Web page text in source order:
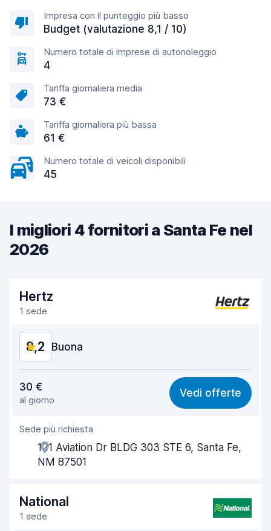
Impresa con il punteggio più basso
Budget (valutazione 8,1 / 10)
Numero totale di imprese di autonoleggio
4
Tariffa giornaliera media
73 €
Tariffa giornaliera più bassa
61 €
Numero totale di veicoli disponibili
45
I migliori 4 fornitori a Santa Fe nel
2026
Hertz
1 sede
8,2 Buona
8,1
Facile da trovare 8,2
Gentilezza degli agenti
Rapidità del ritiro
Pulizia del veicolo 8,3
30 €
al giorno
Vedi offerte
Sede più richiesta
121 Aviation Dr BLDG 303 STE 6, Santa Fe,
NM 87501
National
1 sede